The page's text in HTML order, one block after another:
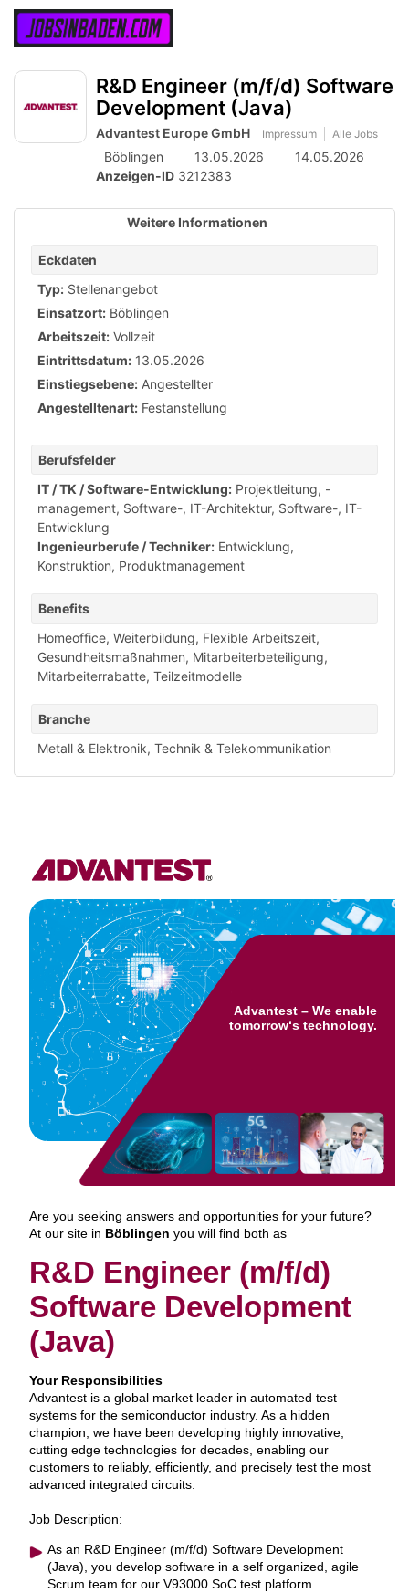
Accessibility
Modus
aktivieren
zur
zum
von
mobilem
Endgerät
R&D Engineer (m/f/d) Software
Development (Java)
Advantest Europe GmbH Impressum Alle Jobs
Böblingen 13.05.2026
14.05.2026
Anzeigen-ID 3212383
Weitere Informationen
Eckdaten
Typ: Stellenangebot
Einsatzort: Böblingen
Arbeitszeit: Vollzeit
Eintrittsdatum: 13.05.2026
Einstiegsebene: Angestellter
Angestelltenart: Festanstellung
Berufsfelder
IT / TK / Software-Entwicklung: Projektleitung, -
management, Software-, IT-Architektur, Software-, IT-
Entwicklung
Ingenieurberufe / Techniker: Entwicklung,
Konstruktion, Produktmanagement
Benefits
Homeoffice, Weiterbildung, Flexible Arbeitszeit,
Gesundheitsmaßnahmen, Mitarbeiterbeteiligung,
Mitarbeiterrabatte, Teilzeitmodelle
Branche
Metall & Elektronik, Technik & Telekommunikation